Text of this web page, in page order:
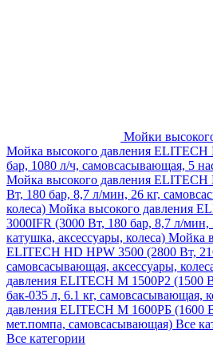
Мойки
Мойка высокого давления ELITECH
бар, 1080 л/ч, самовсасывающая, 5
Мойка высокого давления ELITECH
Вт, 180 бар, 8,7 л/мин, 26 кг,
колеса) Мойка высокого давления
3000IFR (3000 Вт, 180 бар, 8,7 л/мин,
катушка, аксессуары, колеса) Мойка
ELITECH HD HPW 3500 (2800 Вт,
самовсасывающая, аксессуары,
давления ELITECH M 1500P2 (1500
бак-035 л, 6.1 кг, самовсасывающая,
давления ELITECH М 1600РБ (1600
мет.помпа, самовсасывающая) Все
Все категории